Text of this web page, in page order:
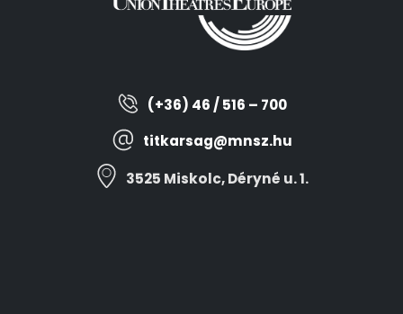
(+36) 46 / 516 – 700
titkarsag@mnsz.hu
3525 Miskolc, Déryné u. 1.